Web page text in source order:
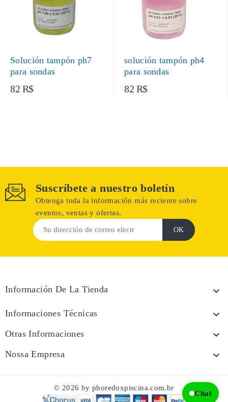
Solución tampón ph7
para sondas
82 R$
solución tampón ph4
para sondas
82 R$
Suscríbete a nuestro boletín
Obtenga toda la información más reciente sobre
eventos, ventas y ofertas.
Información De La Tienda 
Informaciones Técnicas 
Otras Informaciones 
Nossa Empresa 
© 2026 by phoredoxpiscina.com.br
Chat